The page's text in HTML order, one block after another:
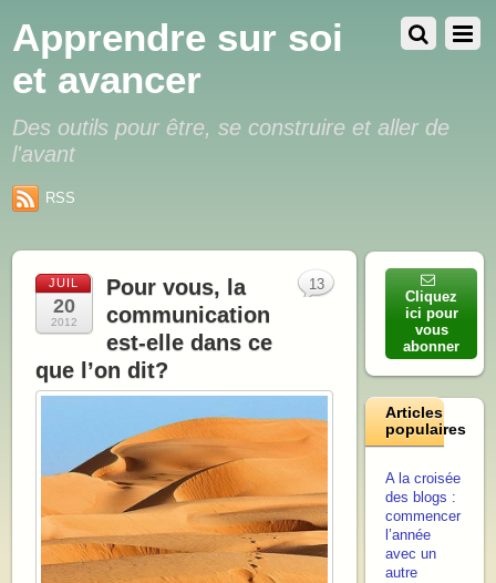
Apprendre sur soi
et avancer
Des outils pour être, se construire et aller de
l'avant
RSS
JUIL
20
2012
Pour vous, la
communication
est-elle dans ce
que l’on dit?
13
Cliquez
ici pour
vous
abonner
Articles
populaires
A la croisée
des blogs :
commencer
l’année
avec un
autre